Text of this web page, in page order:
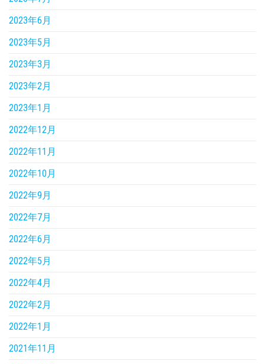
2023年6月
2023年5月
2023年3月
2023年2月
2023年1月
2022年12月
2022年11月
2022年10月
2022年9月
2022年7月
2022年6月
2022年5月
2022年4月
2022年2月
2022年1月
2021年11月